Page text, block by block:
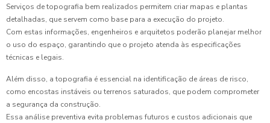
Serviços de topografia bem realizados permitem criar mapas e plantas
detalhadas, que servem como base para a execução do projeto.
Com estas informações, engenheiros e arquitetos poderão planejar melhor
o uso do espaço, garantindo que o projeto atenda às especificações
técnicas e legais.
Além disso, a topografia é essencial na identificação de áreas de risco,
como encostas instáveis ou terrenos saturados, que podem comprometer
a segurança da construção.
Essa análise preventiva evita problemas futuros e custos adicionais que